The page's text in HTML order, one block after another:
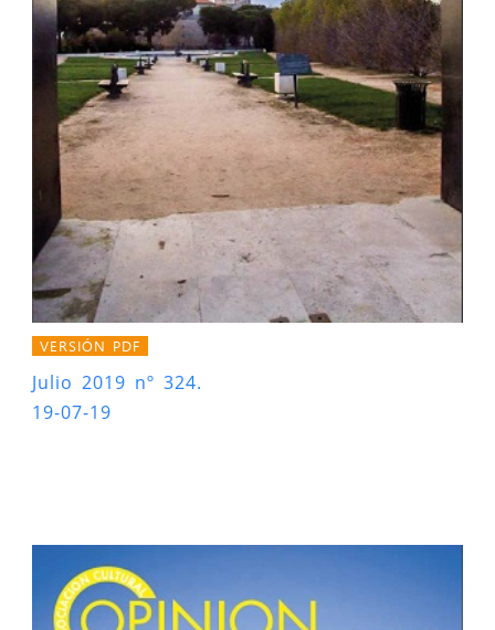
VERSIÓN PDF
Julio 2019 nº 324.
19-07-19